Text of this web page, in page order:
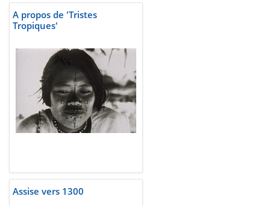
A propos de 'Tristes
Tropiques'
Assise vers 1300